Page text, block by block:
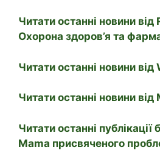
Читати останні новини
Охорона здоров’я та
Читати останні новини від
Читати останні новини
Читати останні
Mama присвяченого